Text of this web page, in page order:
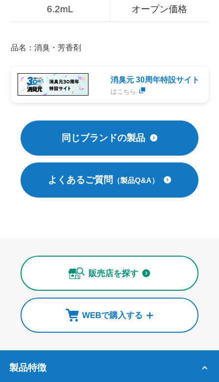
6.2mL オープン価格
品名：消臭・芳香剤
消臭元 30周年特設サイト
はこちら
同じブランドの製品
よくあるご質問 （製品Q&A）
販売店を探す
WEBで購入する
製品特徴